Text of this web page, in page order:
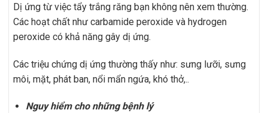
Dị ứng từ việc tẩy trắng răng bạn không nên xem thường.
Các hoạt chất như carbamide peroxide và hydrogen
peroxide có khả năng gây dị ứng.
Các triệu chứng dị ứng thường thấy như: sưng lưỡi, sưng
môi, mặt, phát ban, nổi mẩn ngứa, khó thở,..
Nguy hiểm cho những bệnh lý